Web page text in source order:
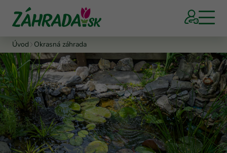
Úvod Okrasná záhrada